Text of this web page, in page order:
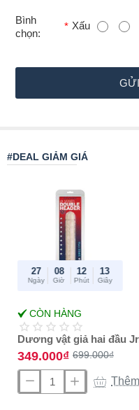
Tất cả các sản phẩm PWD
Tham khảo thêm thông tin
B
ì
n
Bình
chọn:
Xấu
#DEAL GIẢM GIÁ
Best Amazon
reviews
27
Ngày
08
Giờ
12
Phút
13
Giây
CÒN HÀNG
Dương vật giả hai đầu
349.000₫ 699.000₫